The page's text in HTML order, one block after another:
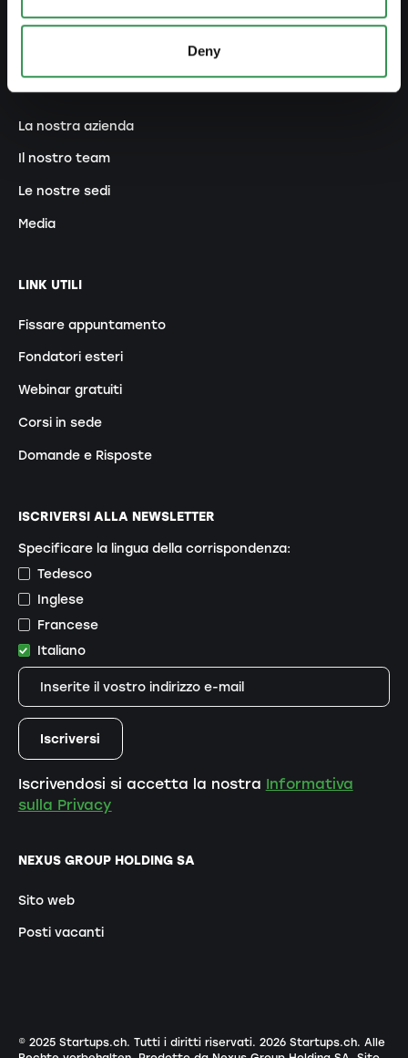
Deny
Programma di raccomandazione
La nostra azienda
Il nostro team
Le nostre sedi
Media
LINK UTILI
Fissare appuntamento
Fondatori esteri
Webinar gratuiti
Corsi in sede
Domande e Risposte
NEXUS GROUP HOLDING SA
Sito web
Posti vacanti
ISCRIVERSI ALLA NEWSLETTER
Specificare la lingua della corrispondenza:
Tedesco
Inglese
Francese
Italiano
Iscrivendosi si accetta la nostra Informativa
sulla Privacy
© 2025 Startups.ch. Tutti i diritti riservati. 2026Startups.ch. Alle